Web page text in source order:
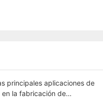
principales aplicaciones de
en la fabricación de